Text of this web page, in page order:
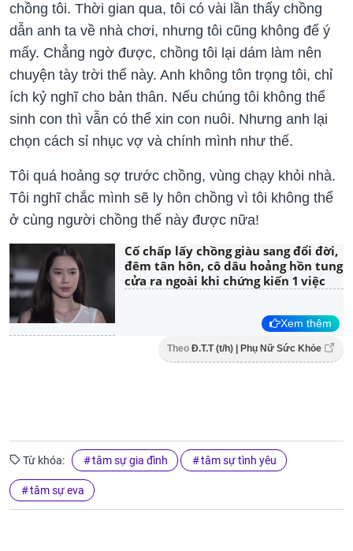
chồng tôi. Thời gian qua, tôi có vài lần thấy chồng
dẫn anh ta về nhà chơi, nhưng tôi cũng không để ý
mấy. Chẳng ngờ được, chồng tôi lại dám làm nên
chuyện tày trời thế này. Anh không tôn trọng tôi, chỉ
ích kỷ nghĩ cho bản thân. Nếu chúng tôi không thể
sinh con thì vẫn có thể xin con nuôi. Nhưng anh lại
chọn cách sỉ nhục vợ và chính mình như thế.
Tôi quá hoảng sợ trước chồng, vùng chạy khỏi nhà.
Tôi nghĩ chắc mình sẽ ly hôn chồng vì tôi không thể
ở cùng người chồng thế này được nữa!
Cố chấp lấy chồng giàu sang đổi đời,
đêm tân hôn, cô dâu hoảng hồn tung
cửa ra ngoài khi chứng kiến 1 việc
Xem thêm
Theo Đ.T.T (t/h) | Phụ Nữ Sức Khỏe
Từ khóa: tâm sự gia đình tâm sự tình yêu
tâm sự eva